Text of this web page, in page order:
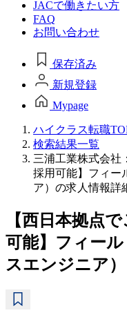
JACで働きたい方
FAQ
お問い合わせ
保存済み
新規登録
Mypage
ハイクラス転職
検索結果一覧
三浦工業株式会社
採用可能】フィー
ア）の求人情報詳
【西日本拠点
可能】フィー
スエンジニア）